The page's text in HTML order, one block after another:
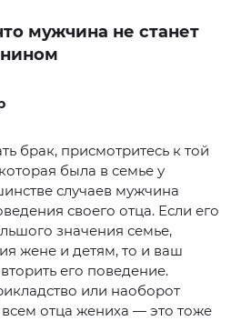
мужчина не станет
брак, присмотритесь к той
была в семье у
случаев мужчина
своего отца. Если его
значения семье,
жене и детям, то и ваш
его поведение.
или наоборот
отца жениха — это тоже